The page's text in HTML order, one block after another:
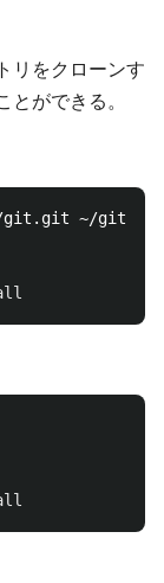
リをクローンす
ができる。